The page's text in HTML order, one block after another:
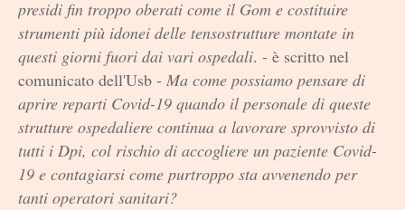
presidi fin troppo oberati come il Gom e costituire
strumenti più idonei delle tensostrutture montate in
questi giorni fuori dai vari ospedali. - è scritto nel
comunicato dell'Usb - Ma come possiamo pensare di
aprire reparti Covid-19 quando il personale di queste
strutture ospedaliere continua a lavorare sprovvisto di
tutti i Dpi, col rischio di accogliere un paziente Covid-
19 e contagiarsi come purtroppo sta avvenendo per
tanti operatori sanitari?